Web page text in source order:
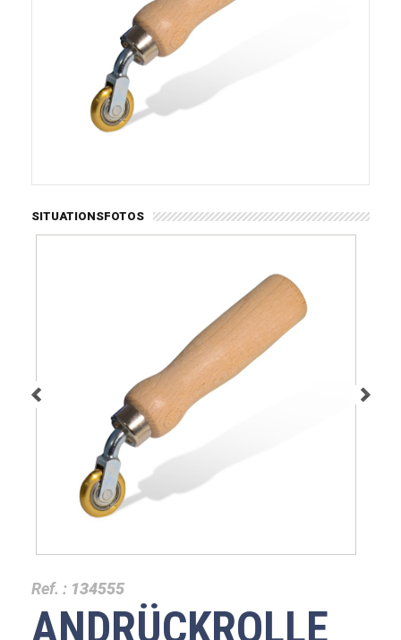
SITUATIONSFOTOS
Ref. : 134555
ANDRÜCKROLLE